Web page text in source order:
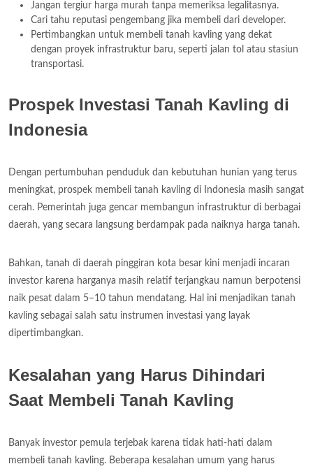
Jangan tergiur harga murah tanpa memeriksa legalitasnya.
Cari tahu reputasi pengembang jika membeli dari developer.
Pertimbangkan untuk membeli tanah kavling yang dekat
dengan proyek infrastruktur baru, seperti jalan tol atau stasiun
transportasi.
Prospek Investasi Tanah Kavling di
Indonesia
Dengan pertumbuhan penduduk dan kebutuhan hunian yang terus
meningkat, prospek membeli tanah kavling di Indonesia masih sangat
cerah. Pemerintah juga gencar membangun infrastruktur di berbagai
daerah, yang secara langsung berdampak pada naiknya harga tanah.
Bahkan, tanah di daerah pinggiran kota besar kini menjadi incaran
investor karena harganya masih relatif terjangkau namun berpotensi
naik pesat dalam 5–10 tahun mendatang. Hal ini menjadikan tanah
kavling sebagai salah satu instrumen investasi yang layak
dipertimbangkan.
Kesalahan yang Harus Dihindari
Saat Membeli Tanah Kavling
Banyak investor pemula terjebak karena tidak hati-hati dalam
membeli tanah kavling. Beberapa kesalahan umum yang harus